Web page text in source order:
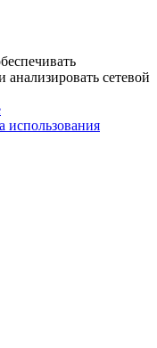
сетевой
использования